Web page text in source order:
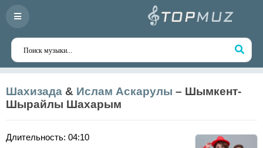
Шахизада & Ислам Аскарулы – Шымкент-
Шырайлы Шахарым
Длительность: 04:10